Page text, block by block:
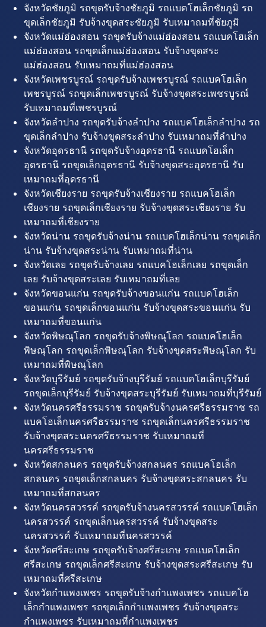
จังหวัดชัยภูมิ รถขุดรับจ้างชัยภูมิ รถแบคโฮเล็กชัยภูมิ รถ
ขุดเล็กชัยภูมิ รับจ้างขุดสระชัยภูมิ รับเหมาถมที่ชัยภูมิ
จังหวัดแม่ฮ่องสอน รถขุดรับจ้างแม่ฮ่องสอน รถแบคโฮเล็ก
แม่ฮ่องสอน รถขุดเล็กแม่ฮ่องสอน รับจ้างขุดสระ
แม่ฮ่องสอน รับเหมาถมที่แม่ฮ่องสอน
จังหวัดเพชรบูรณ์ รถขุดรับจ้างเพชรบูรณ์ รถแบคโฮเล็ก
เพชรบูรณ์ รถขุดเล็กเพชรบูรณ์ รับจ้างขุดสระเพชรบูรณ์
รับเหมาถมที่เพชรบูรณ์
จังหวัดลำปาง รถขุดรับจ้างลำปาง รถแบคโฮเล็กลำปาง รถ
ขุดเล็กลำปาง รับจ้างขุดสระลำปาง รับเหมาถมที่ลำปาง
จังหวัดอุดรธานี รถขุดรับจ้างอุดรธานี รถแบคโฮเล็ก
อุดรธานี รถขุดเล็กอุดรธานี รับจ้างขุดสระอุดรธานี รับ
เหมาถมที่อุดรธานี
จังหวัดเชียงราย รถขุดรับจ้างเชียงราย รถแบคโฮเล็ก
เชียงราย รถขุดเล็กเชียงราย รับจ้างขุดสระเชียงราย รับ
เหมาถมที่เชียงราย
จังหวัดน่าน รถขุดรับจ้างน่าน รถแบคโฮเล็กน่าน รถขุดเล็ก
น่าน รับจ้างขุดสระน่าน รับเหมาถมที่น่าน
จังหวัดเลย รถขุดรับจ้างเลย รถแบคโฮเล็กเลย รถขุดเล็ก
เลย รับจ้างขุดสระเลย รับเหมาถมที่เลย
จังหวัดขอนแก่น รถขุดรับจ้างขอนแก่น รถแบคโฮเล็ก
ขอนแก่น รถขุดเล็กขอนแก่น รับจ้างขุดสระขอนแก่น รับ
เหมาถมที่ขอนแก่น
จังหวัดพิษณุโลก รถขุดรับจ้างพิษณุโลก รถแบคโฮเล็ก
พิษณุโลก รถขุดเล็กพิษณุโลก รับจ้างขุดสระพิษณุโลก รับ
เหมาถมที่พิษณุโลก
จังหวัดบุรีรัมย์ รถขุดรับจ้างบุรีรัมย์ รถแบคโฮเล็กบุรีรัมย์
รถขุดเล็กบุรีรัมย์ รับจ้างขุดสระบุรีรัมย์ รับเหมาถมที่บุรีรัมย์
จังหวัดนครศรีธรรมราช รถขุดรับจ้างนครศรีธรรมราช รถ
แบคโฮเล็กนครศรีธรรมราช รถขุดเล็กนครศรีธรรมราช
รับจ้างขุดสระนครศรีธรรมราช รับเหมาถมที่
นครศรีธรรมราช
จังหวัดสกลนคร รถขุดรับจ้างสกลนคร รถแบคโฮเล็ก
สกลนคร รถขุดเล็กสกลนคร รับจ้างขุดสระสกลนคร รับ
เหมาถมที่สกลนคร
จังหวัดนครสวรรค์ รถขุดรับจ้างนครสวรรค์ รถแบคโฮเล็ก
นครสวรรค์ รถขุดเล็กนครสวรรค์ รับจ้างขุดสระ
นครสวรรค์ รับเหมาถมที่นครสวรรค์
จังหวัดศรีสะเกษ รถขุดรับจ้างศรีสะเกษ รถแบคโฮเล็ก
ศรีสะเกษ รถขุดเล็กศรีสะเกษ รับจ้างขุดสระศรีสะเกษ รับ
เหมาถมที่ศรีสะเกษ
จังหวัดกำแพงเพชร รถขุดรับจ้างกำแพงเพชร รถแบคโฮ
เล็กกำแพงเพชร รถขุดเล็กกำแพงเพชร รับจ้างขุดสระ
กำแพงเพชร รับเหมาถมที่กำแพงเพชร